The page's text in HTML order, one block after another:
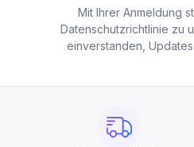
Mit Ihrer Anmeldung
Datenschutzrichtlinie zu
einverstanden,